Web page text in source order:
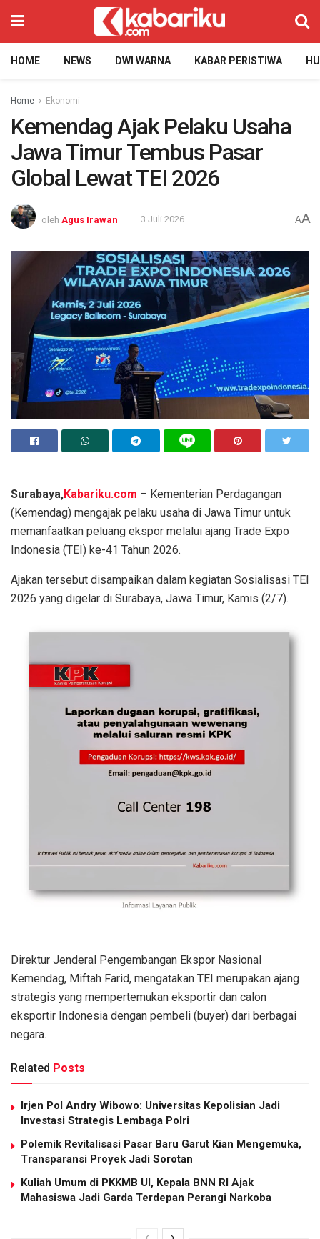
HOME NEWS DWI WARNA KABAR PERISTIWA
Home Ekonomi
Kemendag Ajak Pelaku Usaha
Jawa Timur Tembus Pasar
Global Lewat TEI 2026
oleh Agus Irawan 3 Juli 2026 AA
Surabaya,Kabariku.com – Kementerian Perdagangan
(Kemendag) mengajak pelaku usaha di Jawa Timur untuk
memanfaatkan peluang ekspor melalui ajang Trade Expo
Indonesia (TEI) ke-41 Tahun 2026.
Ajakan tersebut disampaikan dalam kegiatan Sosialisasi TEI
2026 yang digelar di Surabaya, Jawa Timur, Kamis (2/7).
Direktur Jenderal Pengembangan Ekspor Nasional
Kemendag, Miftah Farid, mengatakan TEI merupakan ajang
strategis yang mempertemukan eksportir dan calon
eksportir Indonesia dengan pembeli (buyer) dari berbagai
negara.
Related Posts
Irjen Pol Andry Wibowo: Universitas Kepolisian Jadi
Investasi Strategis Lembaga Polri
Polemik Revitalisasi Pasar Baru Garut Kian Mengemuka,
Transparansi Proyek Jadi Sorotan
Kuliah Umum di PKKMB UI, Kepala BNN RI Ajak
Mahasiswa Jadi Garda Terdepan Perangi Narkoba